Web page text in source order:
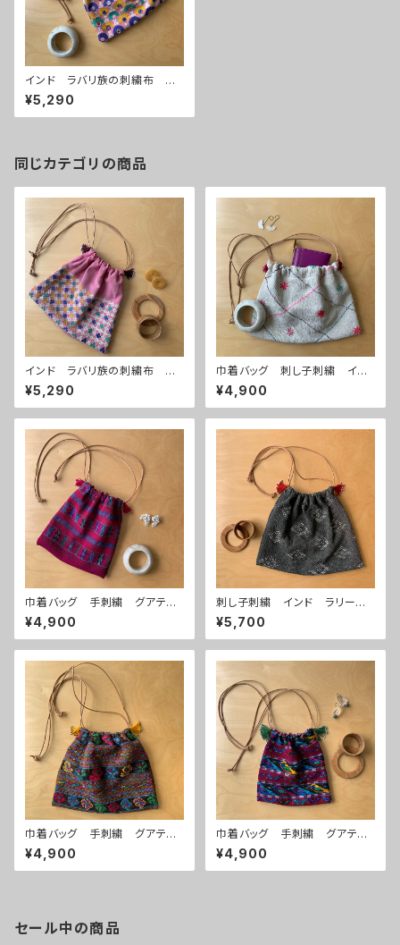
インド ラバリ族の刺繍布 巾
着バッグ ピンク
¥5,290
同じカテゴリの商品
インド ラバリ族の刺繍布 巾
着バッグ ピンク
¥5,290
巾着バッグ 刺し子刺繍 イン
ド ラリーキルト ホワイト×ピ
ンク
¥4,900
巾着バッグ 手刺繍 グアテマ
ラ 民族衣装生地 ワインレッ
ド×幾何学柄
¥4,900
刺し子刺繍 インド ラリーキ
ルト 巾着バッグ ブラック
¥5,700
巾着バッグ 手刺繍 グアテマ
ラ 民族衣装生地 ブラウン×
花柄
¥4,900
巾着バッグ 手刺繍 グアテマ
ラ 民族衣装生地 赤白ストラ
イプ×鳥と蝶
¥4,900
セール中の商品